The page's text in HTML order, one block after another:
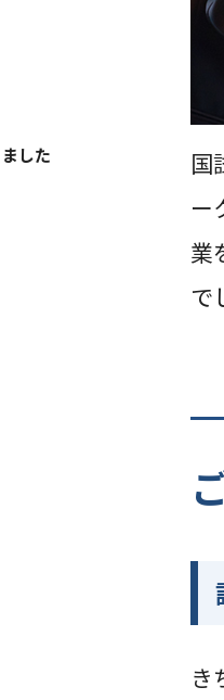
した
国
ー
業
で
き